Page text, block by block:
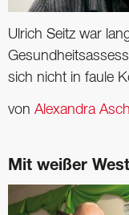
Ulrich Seitz war
sich nicht in faule
von Alexandra
Mit weißer